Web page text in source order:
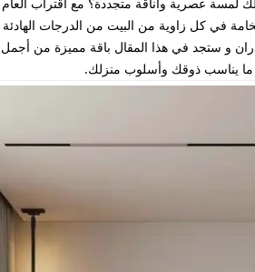
في كل زاوية من البيت من الدرجات الهادئة
و ستجد في هذا المقال باقة مميزة من أجمل